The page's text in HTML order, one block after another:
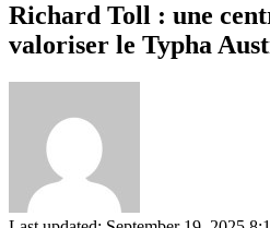
Richard Toll : une
valoriser le Typha